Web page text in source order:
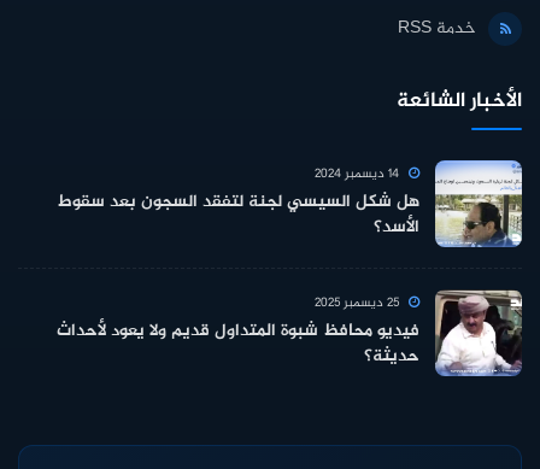
خدمة RSS
الأخبار الشائعة
هل شكل السيسي لجنة لتفقد السجون بعد سقوط
الأسد؟
فيديو محافظ شبوة المتداول قديم ولا يعود لأحداث
حديثة؟